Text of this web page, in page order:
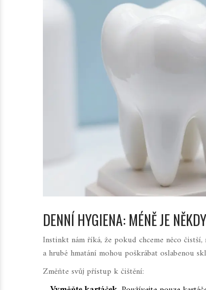
DENNÍ HYGIENA: MÉNĚ JE
Instinkt nám říká, že pokud chceme něco
a hrubé hmatání mohou poškrábat oslabenou
Změňte svůj přístup k čištění: